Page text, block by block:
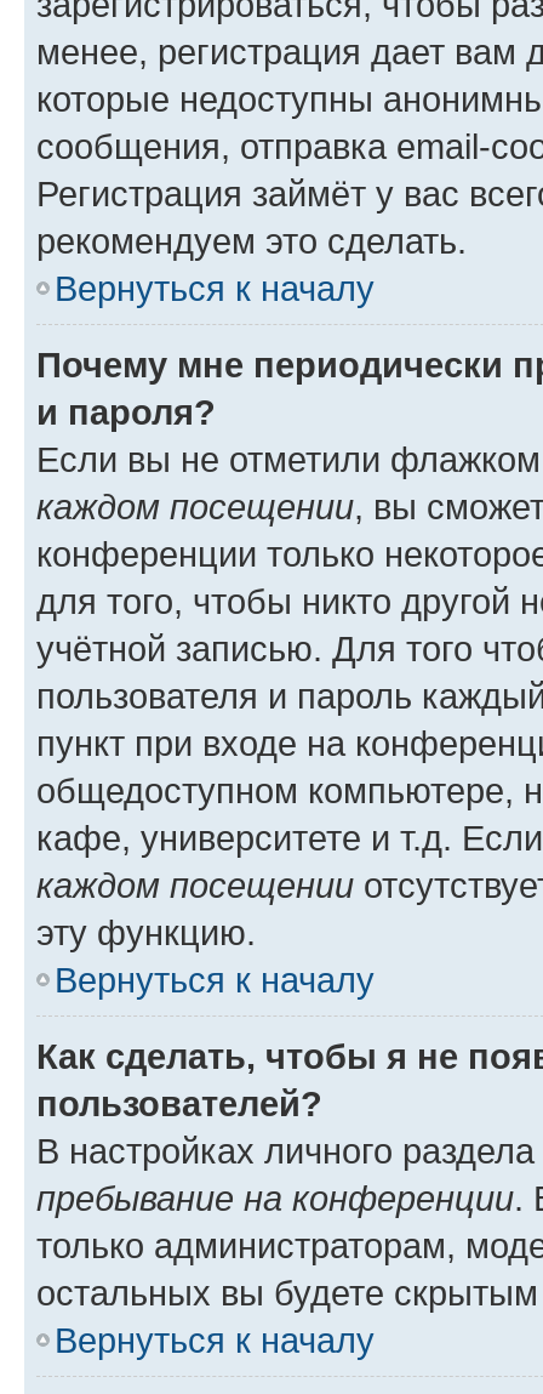
менее, регистрация дает вам
которые недоступны
сообщения, отправка email-
Регистрация займёт у вас
рекомендуем это сделать.
Вернуться к началу
Почему мне периодически
и пароля?
Если вы не отметили
каждом посещении, вы
конференции только
для того, чтобы никто другой
учётной записью. Для того
пользователя и пароль
пункт при входе на
общедоступном компьютере,
кафе, университете и т.д.
каждом посещении
эту функцию.
Вернуться к началу
Как сделать, чтобы я не
пользователей?
В настройках личного
пребывание на конференции.
только администраторам,
остальных вы будете
Вернуться к началу